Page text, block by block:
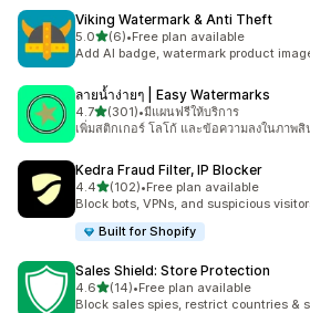
Viking Watermark & Anti Theft
5.0เต็ม 5 ดาว
(6)
ทั้งหมด 6 รีวิว
•Free plan available
Add AI badge, watermark product
ลายน้ำง่ายๆ | Easy Watermarks
4.7เต็ม 5 ดาว
(301)
ทั้งหมด 301 รีวิว
•มีแผนฟรีให้บริการ
เพิ่มสติกเกอร์ โลโก้ และข้อความลงในภาพ
Kedra Fraud Filter, IP Blocker
4.4เต็ม 5 ดาว
(102)
ทั้งหมด 102 รีวิว
•Free plan available
Block bots, VPNs, and suspicious
Built for Shopify
Sales Shield: Store Protection
4.6เต็ม 5 ดาว
(14)
ทั้งหมด 14 รีวิว
•Free plan available
Block sales spies, restrict countries &